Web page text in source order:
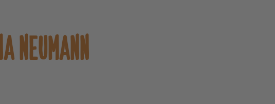
NEUMANN